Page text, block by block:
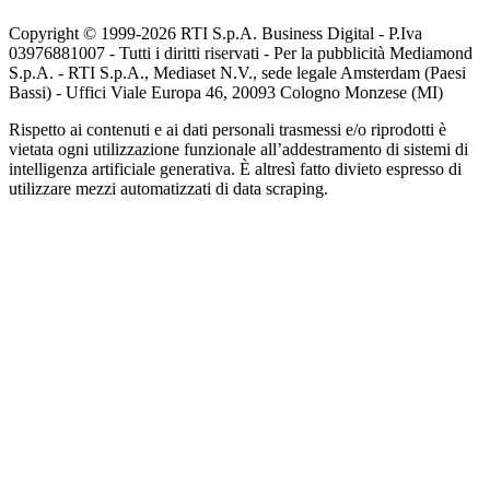
Copyright © 1999-2026 RTI S.p.A. Business Digital - P.Iva
03976881007 - Tutti i diritti riservati - Per la pubblicità Mediamond
S.p.A. - RTI S.p.A., Mediaset N.V., sede legale Amsterdam (Paesi
Bassi) - Uffici Viale Europa 46, 20093 Cologno Monzese (MI)
Rispetto ai contenuti e ai dati personali trasmessi e/o riprodotti è
vietata ogni utilizzazione funzionale all’addestramento di sistemi di
intelligenza artificiale generativa. È altresì fatto divieto espresso di
utilizzare mezzi automatizzati di data scraping.